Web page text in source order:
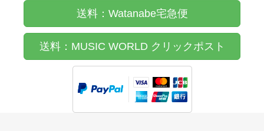
送料：Watanabe宅急便
送料：MUSIC WORLD クリックポスト